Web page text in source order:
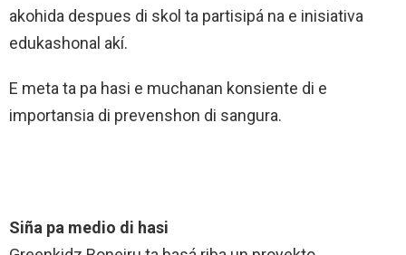
akohida despues di skol ta partisipá na e inisiativa
edukashonal akí.
E meta ta pa hasi e muchanan konsiente di e
importansia di prevenshon di sangura.
Siña pa medio di hasi